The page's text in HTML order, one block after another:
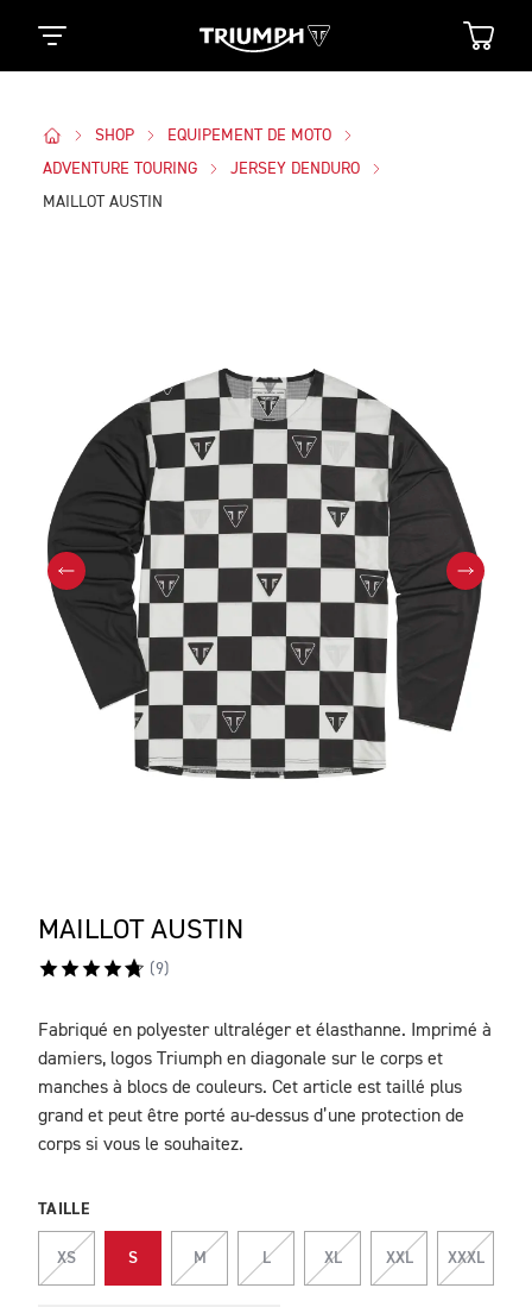
SHOP
EQUIPEMENT DE MOTO
ADVENTURE TOURING
JERSEY DENDURO
MAILLOT AUSTIN
MAILLOT AUSTIN
(9)
DESCRIPTION
Fabriqué en polyester ultraléger et élasthanne. Imprimé à
damiers, logos Triumph en diagonale sur le corps et
manches à blocs de couleurs. Cet article est taillé plus
grand et peut être porté au-dessus d’une protection de
corps si vous le souhaitez.
TAILLE
XS S M L XL XXL XXXL